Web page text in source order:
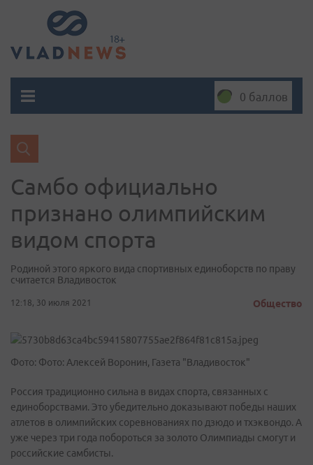
0 баллов
Самбо официально
признано олимпийским
видом спорта
Родиной этого яркого вида спортивных единоборств по праву
считается Владивосток
12:18, 30 июля 2021 Общество
Фото: Фото: Алексей Воронин, Газета "Владивосток"
Россия традиционно сильна в видах спорта, связанных с
единоборствами. Это убедительно доказывают победы наших
атлетов в олимпийских соревнованиях по дзюдо и тхэквондо. А
уже через три года побороться за золото Олимпиады смогут и
российские самбисты.